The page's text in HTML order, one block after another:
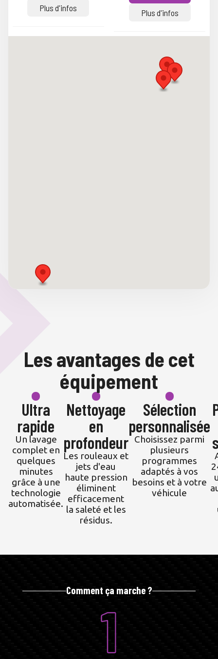
Plus d'infos
Plus d'infos
Les avantages de cet
équipement
Ultra
rapide
Un lavage
complet en
quelques
minutes
grâce à une
technologie
automatisée.
Nettoyage
en
profondeur
Les rouleaux et
jets d'eau
haute pression
éliminent
efficacement
la saleté et les
résidus.
Sélection
personnalisée
Choisissez parmi
plusieurs
programmes
adaptés à vos
besoins et à votre
véhicule
Comment ça marche ?
1